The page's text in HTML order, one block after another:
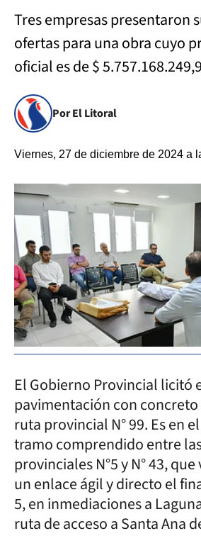
Tres empresas presentaron
ofertas para una obra cuyo
oficial es de $
Por El Litoral
Viernes, 27 de diciembre de 2024 a
El Gobierno Provincial licitó
pavimentación con
ruta provincial N° 99. Es en el
tramo comprendido entre
provinciales N°5 y N° 43,
un enlace ágil y directo el
5, en inmediaciones a
ruta de acceso a Santa Ana